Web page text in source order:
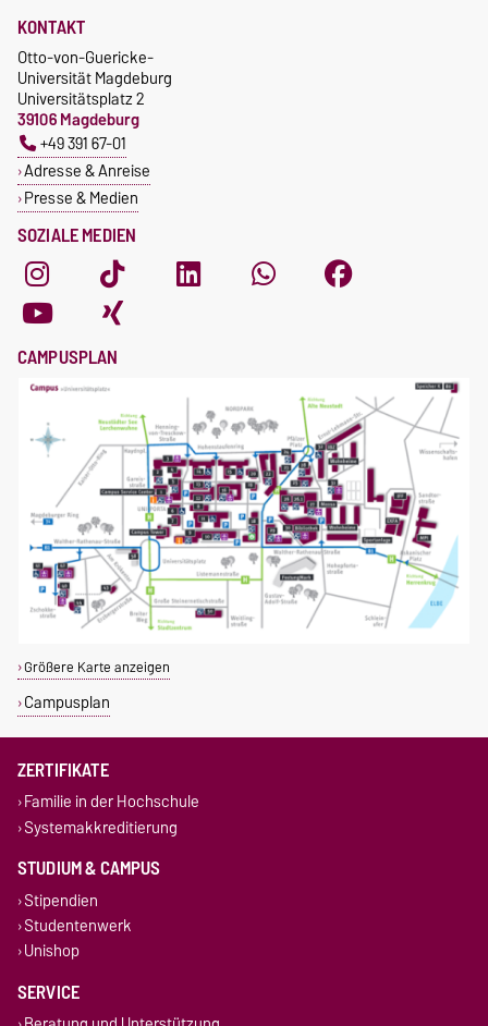
SOZIALE MEDIEN
KONTAKT
Otto-von-Guericke-
Universität Magdeburg
Universitätsplatz 2
39106 Magdeburg
+49 391 67-01
Adresse & Anreise
Presse & Medien
CAMPUSPLAN
Größere Karte anzeigen
Campusplan
ZERTIFIKATE
Familie in der Hochschule
Systemakkreditierung
STUDIUM & CAMPUS
Stipendien
Studentenwerk
Unishop
SERVICE